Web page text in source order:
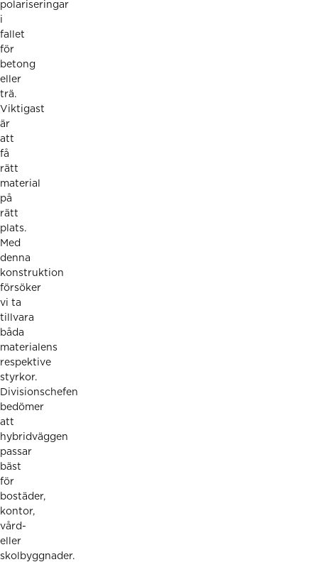
polariseringar
i
fallet
för
betong
eller
trä.
Viktigast
är
att
få
rätt
material
på
rätt
plats.
Med
denna
konstruktion
försöker
vi ta
tillvara
båda
materialens
respektive
styrkor.
Divisionschefen
bedömer
att
hybridväggen
passar
bäst
för
bostäder,
kontor,
vård-
eller
skolbyggnader.